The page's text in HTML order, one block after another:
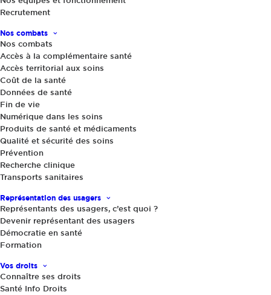
Recrutement
Nos combats
Nos combats
Accès à la complémentaire santé
Accès territorial aux soins
Coût de la santé
Données de santé
Fin de vie
Numérique dans les soins
Produits de santé et médicaments
Qualité et sécurité des soins
Prévention
Recherche clinique
Transports sanitaires
Représentation des usagers
Représentants des usagers, c’est quoi ?
Devenir représentant des usagers
Démocratie en santé
Formation
Vos droits
Connaître ses droits
Santé Info Droits
Actualités,Le Mag Santé
L’asthme : une maladie à ne pas
négliger